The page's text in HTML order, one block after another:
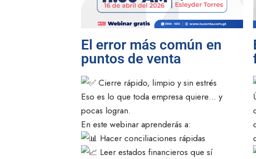
El error más común en
puntos de venta
Cierre rápido, limpio y sin estrés
Eso es lo que toda empresa quiere… y
pocas logran.
En este webinar aprenderás a:
Hacer conciliaciones rápidas
Leer estados financieros que sí